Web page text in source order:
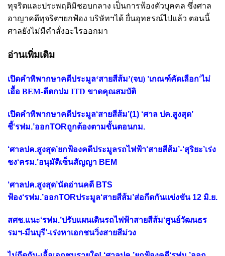
ทุจริตและประพฤติมิชอบกลาง เป็นการฟ้องตัวบุคคล ซึ่งศาล
อาญาคดีทุจริตฯยกฟ้อง บริษัทฯได้ ยื่นอุทธรณ์ไปแล้ว ตอนนี้
ศาลยังไม่มีคำสั่งอะไรออกมา
อ่านเพิ่มเติม
เปิดคำพิพากษาคดีประมูล‘สายสีส้ม’(จบ) 'เกณฑ์คัดเลือก'ไม่
เอื้อ BEM-ตีตกปม ITD ขาดคุณสมบัติ
เปิดคำพิพากษาคดีประมูล‘สายสีส้ม’(1) ‘ศาล ปค.สูงสุด’
ชี้‘รฟม.’ออกTORถูกต้องตามขั้นตอนกม.
‘ศาลปค.สูงสุด’ยกฟ้องคดีประมูลรถไฟฟ้า‘สายสีส้ม’-‘สุริยะ’เร่ง
ชง‘ครม.’อนุมัติเซ็นสัญญา BEM
‘ศาลปค.สูงสุด’นัดอ่านคดี BTS
ฟ้อง‘รฟม.’ออกTORประมูล‘สายสีส้ม’ส่อกีดกันแข่งขัน 12 มิ.ย.
สศช.แนะ‘รฟม.’ปรับแผนเดินรถไฟฟ้าสายสีส้ม‘ศูนย์วัฒนธร
รมฯ-มีนบุรี’-เร่งหาเอกชนวิ่งสายสีม่วง